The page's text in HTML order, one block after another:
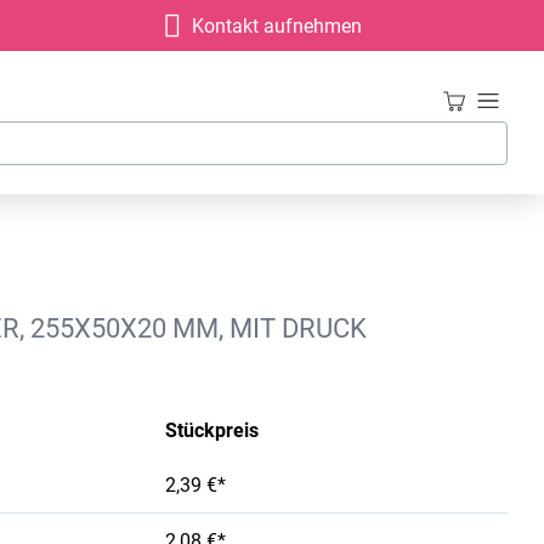
Kontakt aufnehmen
255X50X20 MM, MIT DRUCK
Stückpreis
2,39 €*